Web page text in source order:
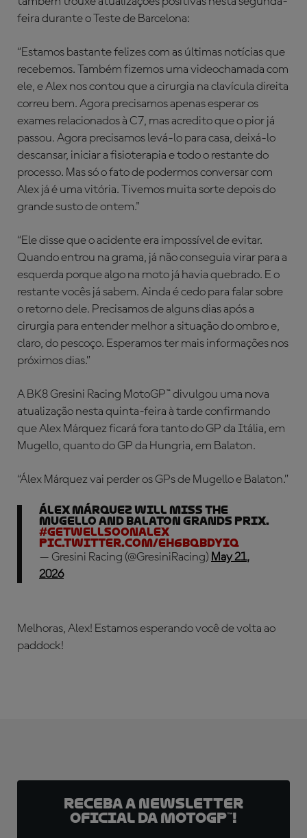
feira durante o Teste de Barcelona:
“Estamos bastante felizes com as últimas notícias que
recebemos. Também fizemos uma videochamada com
ele, e Alex nos contou que a cirurgia na clavícula direita
correu bem. Agora precisamos apenas esperar os
exames relacionados à C7, mas acredito que o pior já
passou. Agora precisamos levá-lo para casa, deixá-lo
descansar, iniciar a fisioterapia e todo o restante do
processo. Mas só o fato de podermos conversar com
Alex já é uma vitória. Tivemos muita sorte depois do
grande susto de ontem."
“Ele disse que o acidente era impossível de evitar.
Quando entrou na grama, já não conseguia virar para a
esquerda porque algo na moto já havia quebrado. E o
restante vocês já sabem. Ainda é cedo para falar sobre
o retorno dele. Precisamos de alguns dias após a
cirurgia para entender melhor a situação do ombro e,
claro, do pescoço. Esperamos ter mais informações nos
próximos dias.”
A BK8 Gresini Racing MotoGP™ divulgou uma nova
atualização nesta quinta-feira à tarde confirmando
que Alex Márquez ficará fora tanto do GP da Itália, em
Mugello, quanto do GP da Hungria, em Balaton.
“Álex Márquez vai perder os GPs de Mugello e Balaton.”
Álex Márquez will miss the
Mugello and Balaton Grands Prix.
#GetWellSoonAlex
pic.twitter.com/eH6BqbDYiq
— Gresini Racing (@GresiniRacing) May 21,
2026
Melhoras, Alex! Estamos esperando você de volta ao
paddock!
Receba a newsletter
oficial da MotoGP™!